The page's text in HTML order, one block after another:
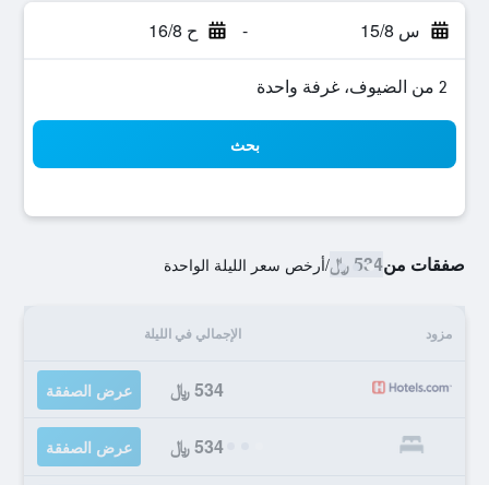
س 15/8 - ح 16/8
2 من الضيوف، غرفة واحدة
بحث
صفقات من534 ﷼ /أرخص سعر الليلة الواحدة
مزود الإجمالي في الليلة
534 ﷼ عرض الصفقة
534 ﷼ عرض الصفقة